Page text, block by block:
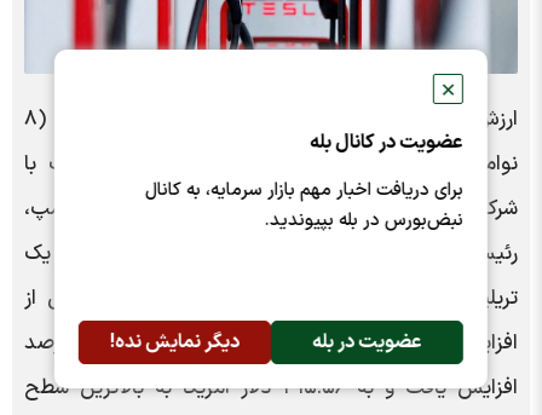
✕
عضویت در کانال بله
برای دریافت اخبار مهم بازار سرمایه، به کانال
نبض‌بورس در بله بپیوندید.
عضویت در بله دیگر نمایش نده!
ارزش بازار تسلا در یک افزایش شدید در روز جمعه (۸
نوامبر) به دلیل افزایش شرط‌بندی برای رفتار مطلوب با
شرکت‌های ایلان ماسک، در ازای حمایت او از دونالد ترامپ،
رئیس‌جمهور منتخب در کمپین نظرسنجی‌اش، از مرز یک
تریلیون دلار عبور کرد. سهام این خودروساز برقی پس از
افزایش ۱۹.۳ درصدی تا پایان روز پنجشنبه، بیش از ۶ درصد
افزایش یافت و به ۳۱۵.۵۶ دلار آمریکا به بالاترین سطح